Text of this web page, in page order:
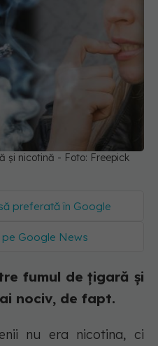
și nicotină - Foto: Freepick
preferată în Google
pe Google News
fumul de țigară și
nociv, de fapt.
nu era nicotina, ci